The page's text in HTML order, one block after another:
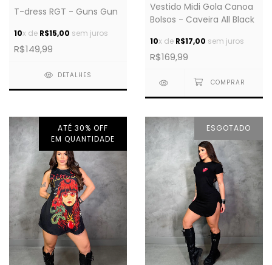
T-dress RGT - Guns Gun
10x de R$15,00 sem juros
R$149,99
DETALHES
Vestido Midi Gola Canoa
Bolsos - Caveira All Black
10x de R$17,00 sem juros
R$169,99
ATÉ 30% OFF
EM QUANTIDADE
ESGOTADO